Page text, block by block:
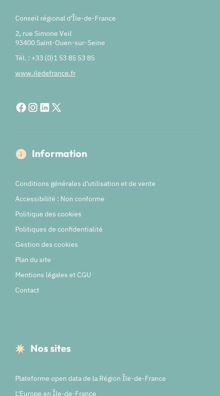
Conseil régional d'Île-de-France
2, rue Simone Veil
93400 Saint-Ouen-sur-Seine
Tél. : +33 (0)1 53 85 53 85
www.iledefrance.fr
Information
Conditions générales d'utilisation et de vente
Accessibilité : Non conforme
Politique des cookies
Politiques de confidentialité
Gestion des cookies
Plan du site
Mentions légales et CGU
Contact
Nos sites
Plateforme open data de la Région Île-de-France
L'Europe en Île-de-France